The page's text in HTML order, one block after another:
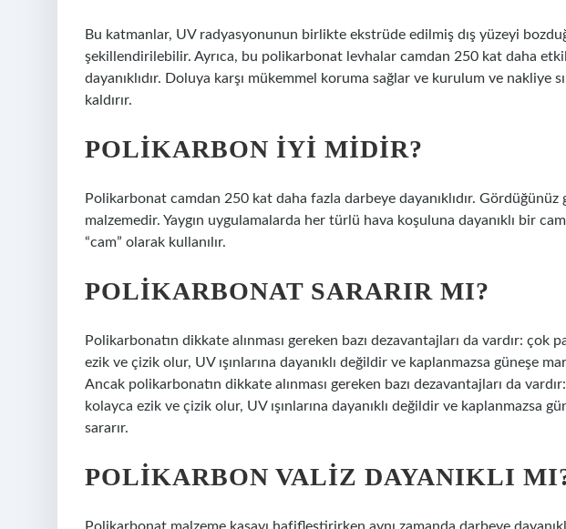
Bu katmanlar, UV radyasyonunun birlikte ekstrüde edilmiş dış yüzeyi
şekillendirilebilir. Ayrıca, bu polikarbonat levhalar camdan 250 kat daha
dayanıklıdır. Doluya karşı mükemmel koruma sağlar ve kurulum ve nakliye
kaldırır.
POLIKARBON IYI MIDIR?
Polikarbonat camdan 250 kat daha fazla darbeye dayanıklıdır.
malzemedir. Yaygın uygulamalarda her türlü hava koşuluna dayanıklı bir
“cam” olarak kullanılır.
POLIKARBONAT SARARIR MI?
Polikarbonatın dikkate alınması gereken bazı dezavantajları da vardır: çok
ezik ve çizik olur, UV ışınlarına dayanıklı değildir ve kaplanmazsa güneşe
Ancak polikarbonatın dikkate alınması gereken bazı dezavantajları da
kolayca ezik ve çizik olur, UV ışınlarına dayanıklı değildir ve kaplanmazsa
sararır.
POLIKARBON VALIZ DAYANIKLI